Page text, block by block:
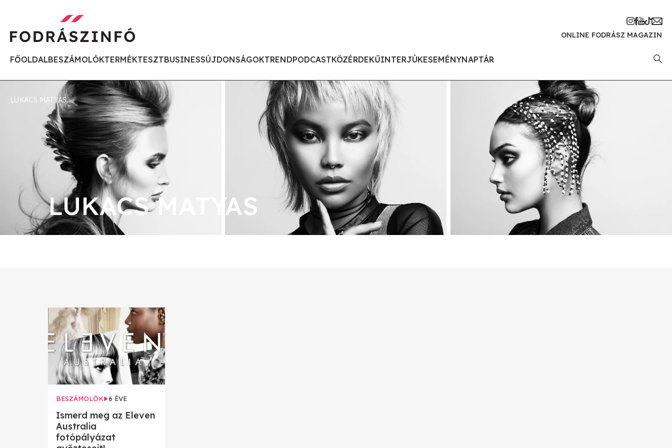
ONLINE FODRÁSZ MAGAZIN
FŐOLDALBESZÁMOLÓKTERMÉKTESZTBUSINESSÚJDONSÁGOKTRENDPODCASTKÖZÉRDEKŰINTERJÚKESEMÉNYNAPTÁR
LUKACS MATYAS
LUKACS MATYAS
BESZÁMOLÓK 6 ÉVE
Ismerd meg az Eleven
Australia
fotópályázat